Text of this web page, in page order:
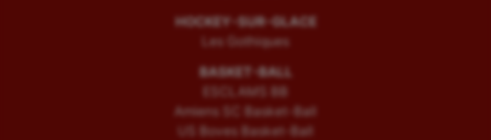
HOCKEY-SUR-GLACE
Les Gothiques
BASKET-BALL
ESCLAMS BB
Amiens SC Basket-Ball
US Boves Basket-Ball